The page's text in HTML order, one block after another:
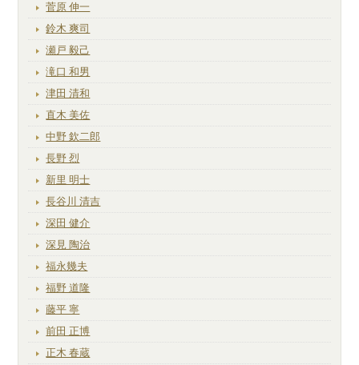
菅原 伸一
鈴木 爽司
瀬戸 毅己
滝口 和男
津田 清和
直木 美佐
中野 欽二郎
長野 烈
新里 明士
長谷川 清吉
深田 健介
深見 陶治
福永幾夫
福野 道隆
藤平 寧
前田 正博
正木 春蔵